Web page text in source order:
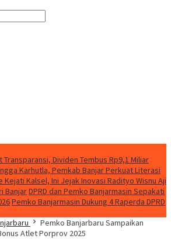
Transparansi, Dividen Tembus Rp9,1 Miliar
Karhutla, Pemkab Banjar Perkuat Literasi
Kejati Kalsel, Ini Jejak Inovasi Radityo Wisnu Aji
BanjarDPRD dan Pemko Banjarmasin Sepakati
Pemko Banjarmasin Dukung 4 Raperda DPRD
Pemko Banjarbaru Sampaikan
Atlet Porprov 2025